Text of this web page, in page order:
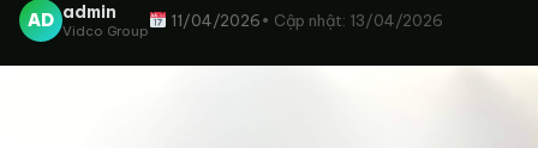
AD admin
Vidco Group
11/04/2026• Cập nhật: 13/04/2026